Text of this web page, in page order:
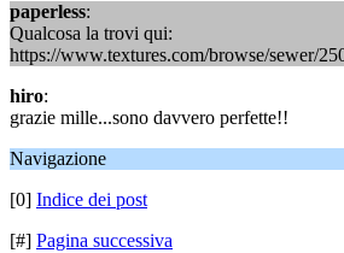
paperless:
Qualcosa la trovi qui:
https://www.textures.com/browse/sewer/
hiro:
grazie mille...sono davvero perfette!!
Navigazione
[0] Indice dei post
[#] Pagina successiva